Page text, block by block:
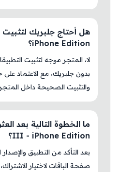
iPhone Edition؟
بدون جلبريك، مع الاعتماد
والتثبيت الصحيحة داخل
III - iPhone Edition؟
بعد التأكد من التطبيق
صفحة الباقات لاختيار